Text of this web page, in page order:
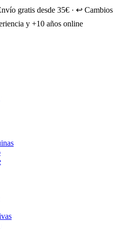
gratis desde 35€ · ↩️ Cambios
y +10 años online